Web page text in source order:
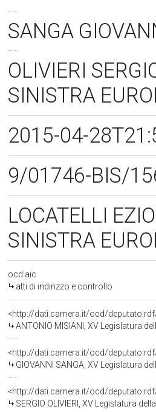
SANGA
OLIVIERI
SINISTRA
2015-04-
9/01746-BIS/
LOCATELLI
SINISTRA
ocd:aic
atti di indirizzo e controllo
<http://dati.camera.it/ocd/
ANTONIO MISIANI, XV Legislatura
<http://dati.camera.it/ocd/
GIOVANNI SANGA, XV Legislatura
<http://dati.camera.it/ocd/
SERGIO OLIVIERI, XV Legislatura